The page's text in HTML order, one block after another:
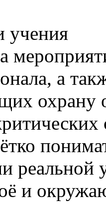
учения
а
охрану
реальной
и